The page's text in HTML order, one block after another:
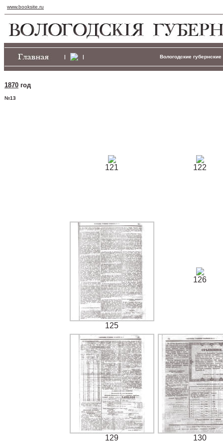
www.booksite.ru
| | Вологодские
1870 год
№13
121 122
125
126
129 130